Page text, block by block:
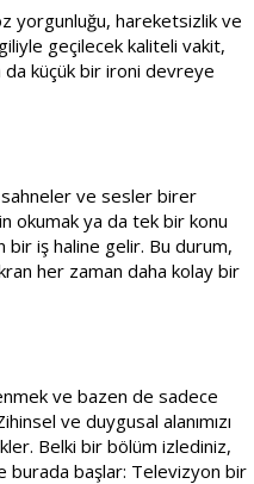
yorgunluğu, hareketsizlik ve
geçilecek kaliteli vakit,
da küçük bir ironi devreye
sahneler ve sesler birer
okumak ya da tek bir konu
bir iş haline gelir. Bu durum,
her zaman daha kolay bir
ve bazen de sadece
ve duygusal alanımızı
Belki bir bölüm izlediniz,
burada başlar: Televizyon bir